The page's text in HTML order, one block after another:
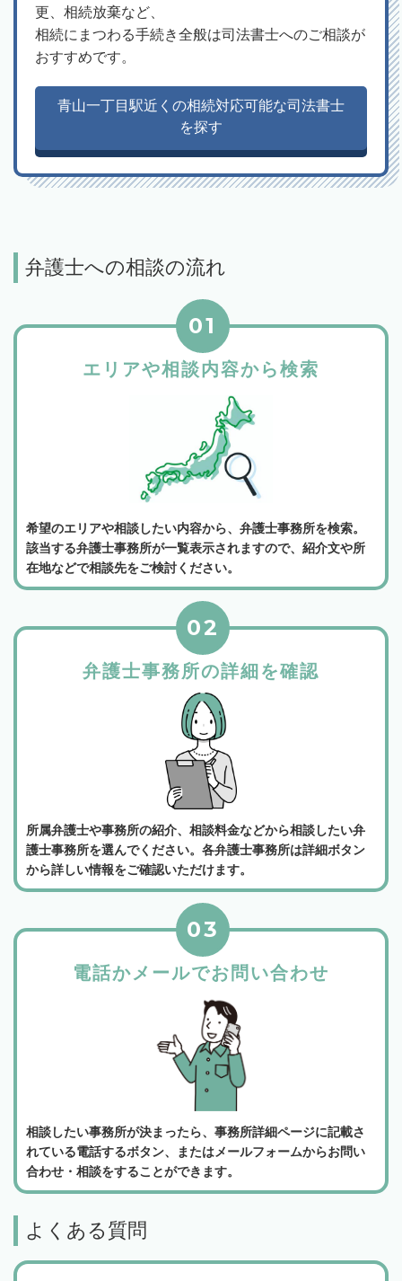
更、相続放棄など、
相続にまつわる手続き全般は司法書士へのご相談が
おすすめです。
青山一丁目駅近くの相続対応可能な司法書士
を探す
弁護士への相談の流れ
エリアや相談内容から検索
01
希望のエリアや相談したい内容から、弁護士事務所を検索。
該当する弁護士事務所が一覧表示されますので、紹介文や所
在地などで相談先をご検討ください。
弁護士事務所の詳細を確認
02
所属弁護士や事務所の紹介、相談料金などから相談したい弁
護士事務所を選んでください。各弁護士事務所は詳細ボタン
から詳しい情報をご確認いただけます。
電話かメールでお問い合わせ
03
相談したい事務所が決まったら、事務所詳細ページに記載さ
れている電話するボタン、またはメールフォームからお問い
合わせ・相談をすることができます。
よくある質問